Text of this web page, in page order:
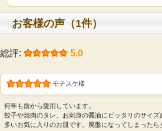
お客様の声（1件）
総評: 5.0
モチスケ様
何年も前から愛用しています。
餃子や焼肉のタレ、お刺身の醤油にピッタリのサイ
多いお気に入りのお皿です。廃盤になってしまったら